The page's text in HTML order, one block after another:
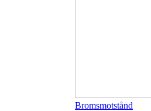
Bromsmotstånd